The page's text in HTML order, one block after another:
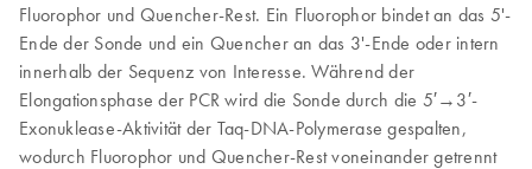
Fluorophor und Quencher-Rest. Ein Fluorophor bindet an das 5'-
Ende der Sonde und ein Quencher an das 3'-Ende oder intern
innerhalb der Sequenz von Interesse. Während der
Elongationsphase der PCR wird die Sonde durch die 5′→3′-
Exonuklease-Aktivität der Taq-DNA-Polymerase gespalten,
wodurch Fluorophor und Quencher-Rest voneinander getrennt